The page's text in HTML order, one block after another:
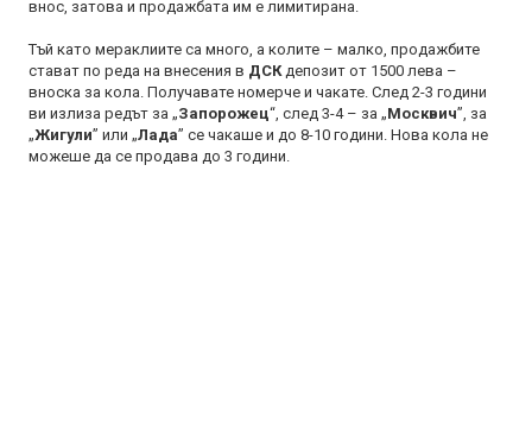
внос, затова и продажбата им е лимитирана.
Тъй като мераклиите са много, а колите – малко, продажбите
стават по реда на внесения в ДСКдепозит от 1500 лева –
вноска за кола. Получавате номерче и чакате. След 2-3 години
ви излиза редът за „Запорожец“, след 3-4 – за „Москвич”, за
„Жигули” или „Лада” се чакаше и до 8-10 години. Нова кола не
можеше да се продава до 3 години.